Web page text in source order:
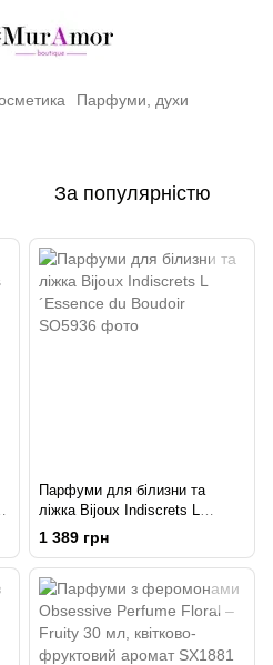
Парфуми, духи
За популярністю
Парфуми для білизни та
ліжка Bijoux Indiscrets L
´Essence du Boudoir
1 389 грн